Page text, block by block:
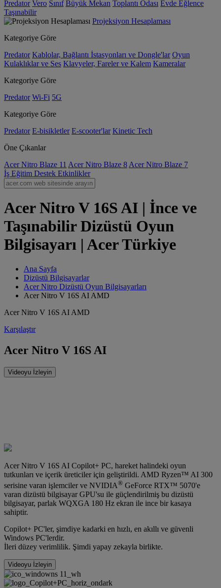
Predator Vero Sınıf Büyük Mekan Toplantı Odası Evde Eğlence
Taşınabilir
Projeksiyon Hesaplaması
Kategoriye Göre
Predator Kablolar, Bağlantı İstasyonları ve Dongle'lar Oyun
Kulaklıklar ve Ses Klavyeler, Fareler ve Kalem Kameralar
Kategoriye Göre
Predator Wi-Fi 5G
Kategoriye Göre
Predator E-bisikletler E-scooter'lar Kinetic Tech
Öne Çıkanlar
Acer Nitro Blaze 11 Acer Nitro Blaze 8 Acer Nitro Blaze 7
İş Eğitim Destek Etkinlikler
Acer Nitro V 16S AI | İnce ve
Taşınabilir Dizüstü Oyun
Bilgisayarı | Acer Türkiye
Ana Sayfa
Dizüstü Bilgisayarlar
Acer Nitro Dizüstü Oyun Bilgisayarları
Acer Nitro V 16S AI AMD
Acer Nitro V 16S AI AMD
Karşılaştır
Acer Nitro V 16S AI
Videoyu İzleyin
Acer Nitro V 16S AI Copilot+ PC, hareket halindeki oyun
tutkunları ve içerik üreticiler için geliştirildi. AMD Ryzen™ AI 300
serisine varan işlemciler ve NVIDIA® GeForce RTX™ 5070'e
varan dizüstü bilgisayar GPU'su ile güçlendirilmiş bu dizüstü
bilgisayar, parlak WQXGA 180 Hz ekran ile ince bir kasaya
sahiptir.
Copilot+ PC'ler, şimdiye kadarki en hızlı, en akıllı ve güvenli
Windows PC'lerdir.
İleri düzey verimlilik. Şimdi yapay zekayla birlikte.
Videoyu İzleyin